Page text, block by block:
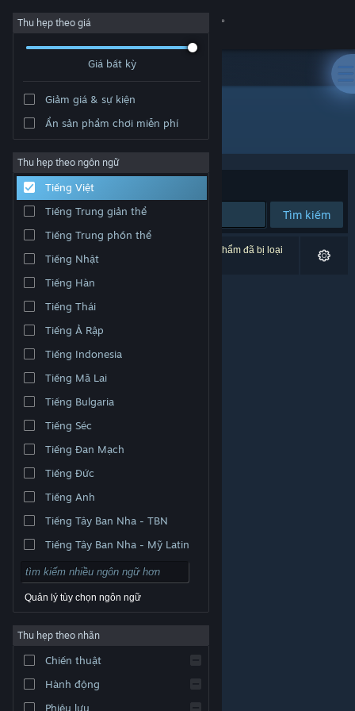
Đăng nhập
Cộng đồng
Thông tin
Hỗ trợ
Thay đổi ngôn ngữ
Cài ứng dụng Steam di động
Xem web cho desktop
thương hiệu là tài sản của chủ sở hữu tương ứng tại
Pháp lý
Hỗ trợ tiếp cận
ký Steam
|Hoàn tiền|
Thu hẹp theo giá
Giá bất kỳ
Giảm giá & sự kiện
Ẩn sản phẩm chơi miễn phí
Thu hẹp theo ngôn ngữ
Tiếng Việt
Tiếng Trung giản thể
Tiếng Trung phồn thể
Tiếng Nhật
Tiếng Hàn
Tiếng Thái
Tiếng Ả Rập
Tiếng Indonesia
Tiếng Mã Lai
Tiếng Bulgaria
Tiếng Séc
Tiếng Đan Mạch
Tiếng Đức
Tiếng Anh
Tiếng Tây Ban Nha - TBN
Tiếng Tây Ban Nha - Mỹ Latin
Quản lý tùy chọn ngôn ngữ
Thu hẹp theo nhãn
Chiến thuật
Hành động
Phiêu lưu
Nhà phát triển: Natsumi
Xếp theo Độ liên quan
Tìm kiếm
0 kết quả phù hợp tìm kiếm của bạn. 1 tựa sản phẩm đã bị loại
trừ dựa trên tùy chỉnh của bạn.